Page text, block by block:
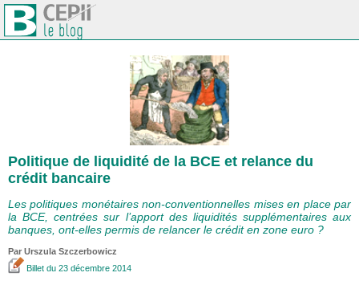
Politique de liquidité de la BCE et relance du
crédit bancaire
Les politiques monétaires non-conventionnelles mises en place par
la BCE, centrées sur l’apport des liquidités supplémentaires aux
banques, ont-elles permis de relancer le crédit en zone euro ?
Par Urszula Szczerbowicz
Billet du 23 décembre 2014